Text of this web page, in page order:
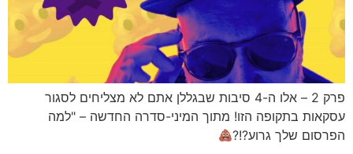
פרק 2 – אלו ה-4 סיבות שבגללן אתם לא מצליחים לסגור
עסקאות בתקופה הזו! מתוך המיני-סדרה החדשה – "למה
הפרסום שלך גרוע?!?